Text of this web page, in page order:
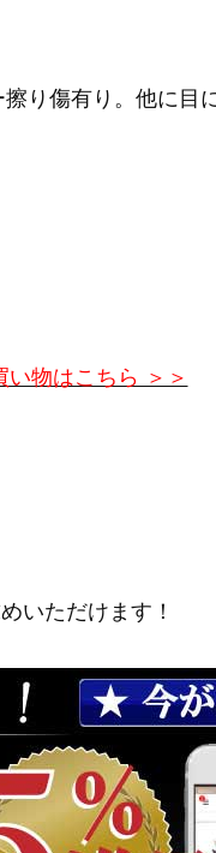
り傷有り。他に目
物はこちら ＞＞
いただけます！